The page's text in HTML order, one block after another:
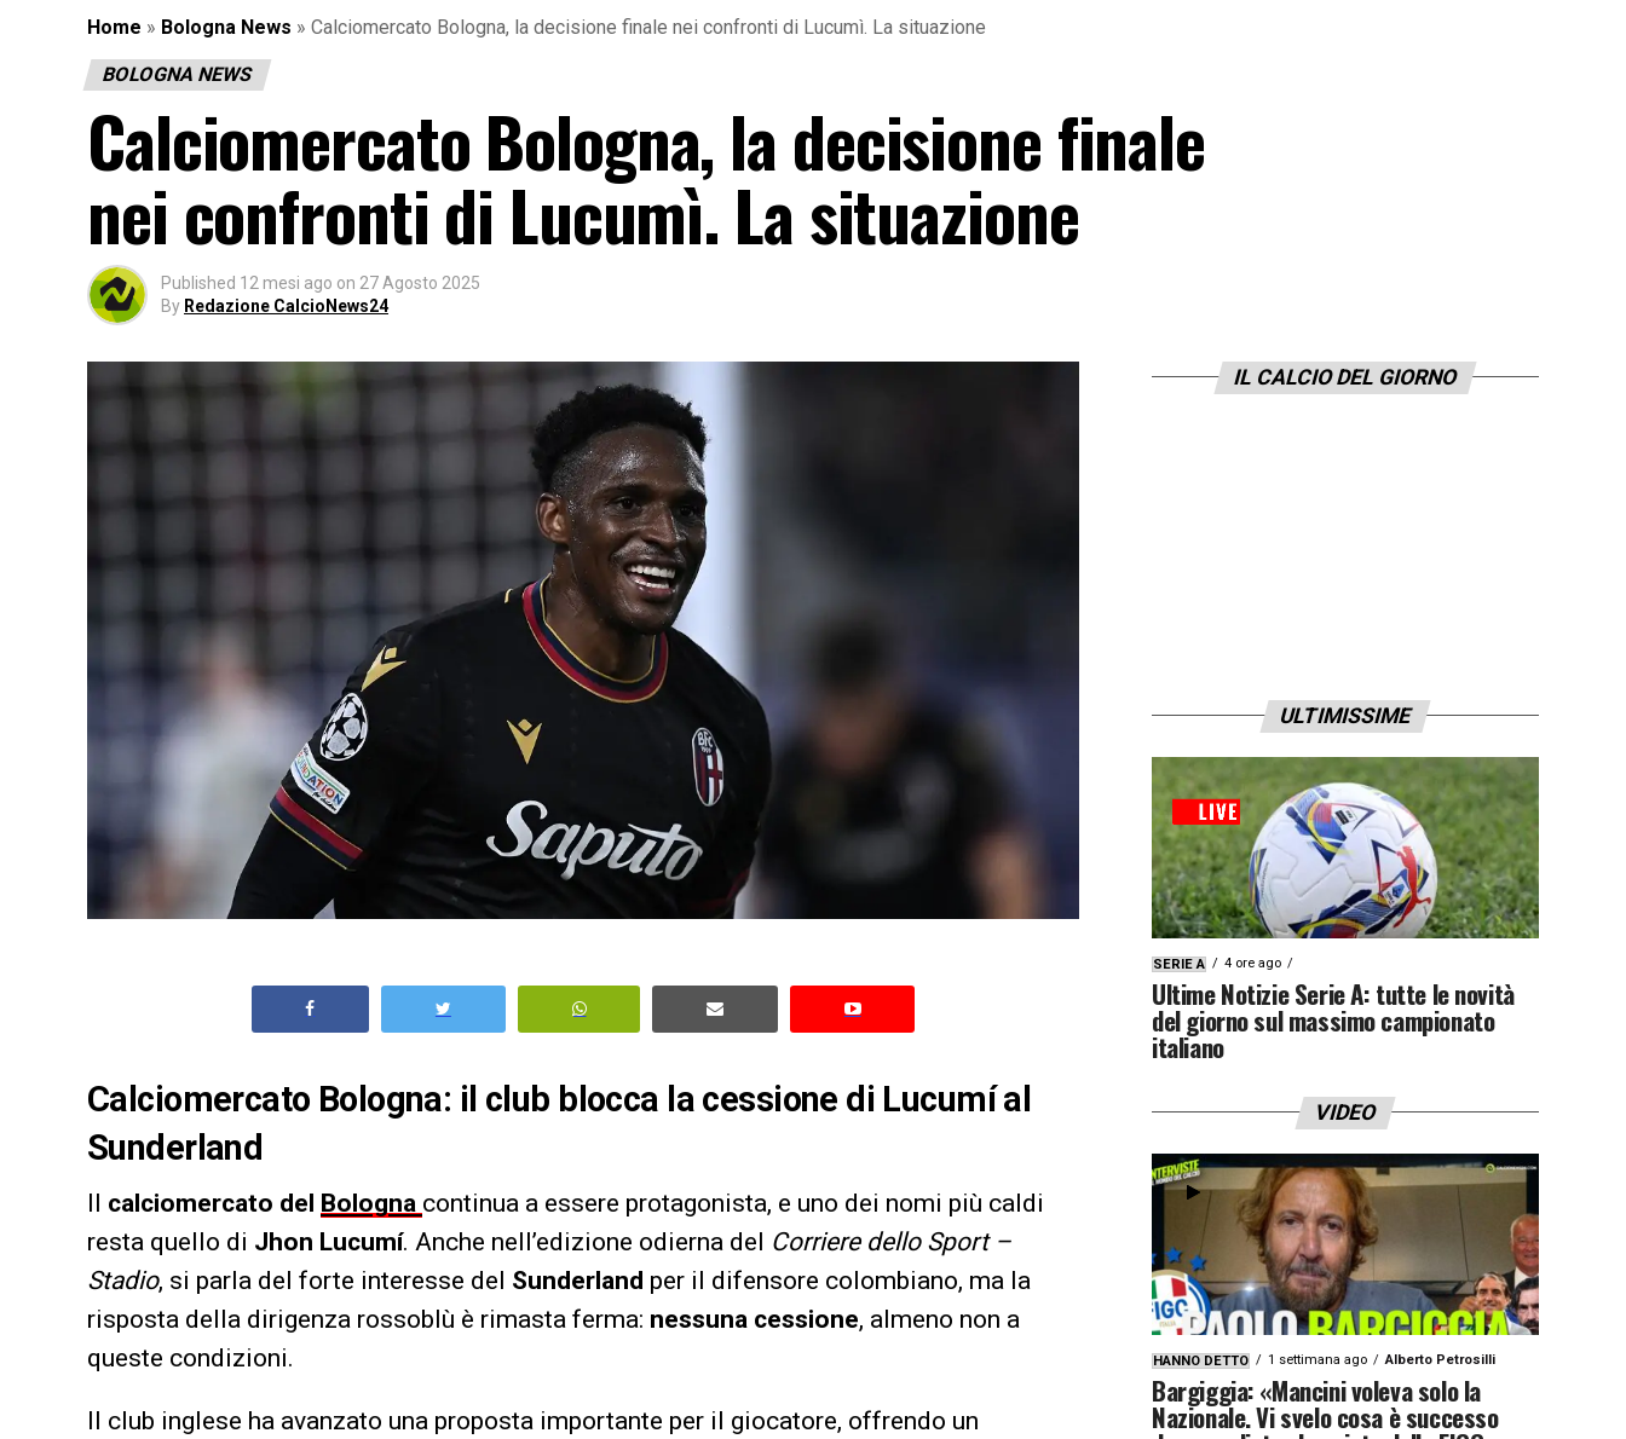
Home » Bologna News » Calciomercato Bologna, la decisione finale nei confronti di Lucumì. La situazione
BOLOGNA NEWS
Calciomercato Bologna, la decisione finale
nei confronti di Lucumì. La situazione
Published 12 mesi ago on 27 Agosto 2025
By Redazione CalcioNews24
Calciomercato Bologna: il club blocca la cessione di Lucumí al
Sunderland
Il calciomercato del Bologna continua a essere protagonista, e uno dei nomi più caldi
resta quello di Jhon Lucumí. Anche nell’edizione odierna del Corriere dello Sport –
Stadio, si parla del forte interesse del Sunderland per il difensore colombiano, ma la
risposta della dirigenza rossoblù è rimasta ferma: nessuna cessione, almeno non a
queste condizioni.
Il club inglese ha avanzato una proposta importante per il giocatore, offrendo un
IL CALCIO DEL GIORNO
ULTIMISSIME
SERIE A 4 ore ago
Ultime Notizie Serie A: tutte le novità
del giorno sul massimo campionato
italiano
VIDEO
HANNO DETTO 1 settimana ago Alberto Petrosilli
Bargiggia: «Mancini voleva solo la
Nazionale. Vi svelo cosa è successo